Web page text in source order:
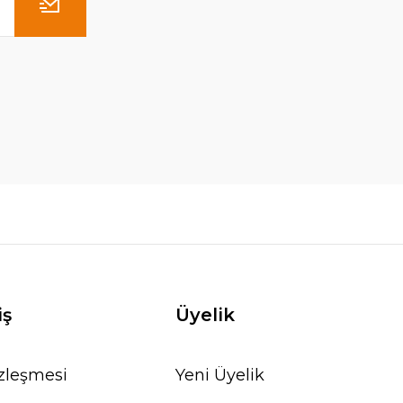
Üyelik
Yeni Üyelik